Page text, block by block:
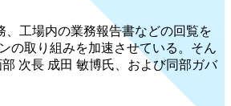
工場内の業務報告書などの回覧を
の取り組みを加速させている。そん
次長 成田 敏博氏、および同部ガバ